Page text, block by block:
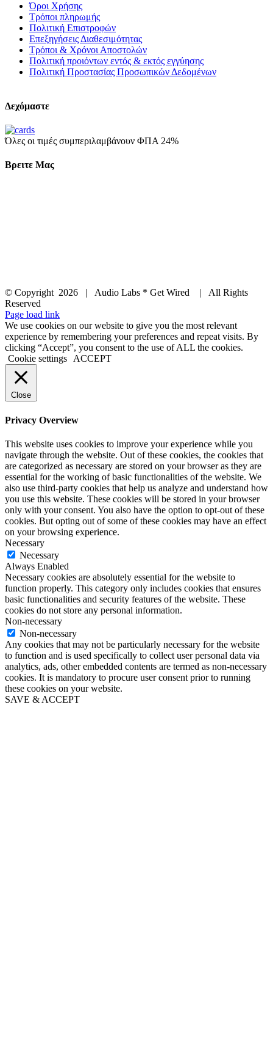
Όροι Χρήσης
Τρόποι πληρωμής
Πολιτική Επιστροφών
Επεξηγήσεις Διαθεσιμότητας
Τρόποι & Χρόνοι Αποστολών
Πολιτική προιόντων εντός & εκτός εγγύησης
Πολιτική Προστασίας Προσωπικών Δεδομένων
Δεχόμαστε
Όλες οι τιμές συμπεριλαμβάνουν ΦΠΑ 24%
Βρειτε Μας
© Copyright 2026 | Audio Labs * Get Wired | All Rights
Reserved
Facebook
Instagram
YouTube
LinkedIn
X
Page load link
We use cookies on our website to give you the most relevant
experience by remembering your preferences and repeat visits. By
clicking “Accept”, you consent to the use of ALL the cookies.
Cookie settings ACCEPT
Close
Privacy Overview
This website uses cookies to improve your experience while you
navigate through the website. Out of these cookies, the cookies that
are categorized as necessary are stored on your browser as they are
essential for the working of basic functionalities of the website. We
also use third-party cookies that help us analyze and understand how
you use this website. These cookies will be stored in your browser
only with your consent. You also have the option to opt-out of these
cookies. But opting out of some of these cookies may have an effect
on your browsing experience.
Necessary
Necessary
Always Enabled
Necessary cookies are absolutely essential for the website to
function properly. This category only includes cookies that ensures
basic functionalities and security features of the website. These
cookies do not store any personal information.
Non-necessary
Non-necessary
Any cookies that may not be particularly necessary for the website
to function and is used specifically to collect user personal data via
analytics, ads, other embedded contents are termed as non-necessary
cookies. It is mandatory to procure user consent prior to running
these cookies on your website.
SAVE & ACCEPT